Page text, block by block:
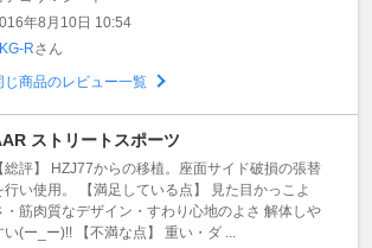
年8月10日 10:54
Rさん
じ商品のレビュー一覧
ストリートスポーツ
【総評】 HZJ77からの移植。座面サイド破損の張替
行い使用。 【満足している点】 見た目かっこよ
・筋肉質なデザイン・すわり心地のよさ 解体しや
い(ー_ー)!! 【不満な点】 重い・ダ ...